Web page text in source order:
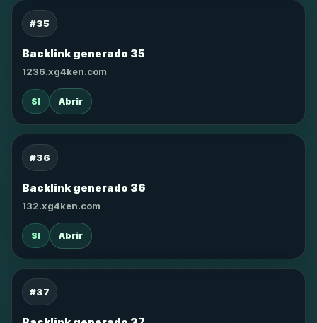
#35
Backlink generado 35
1236.xg4ken.com
SI Abrir
#36
Backlink generado 36
132.xg4ken.com
SI Abrir
#37